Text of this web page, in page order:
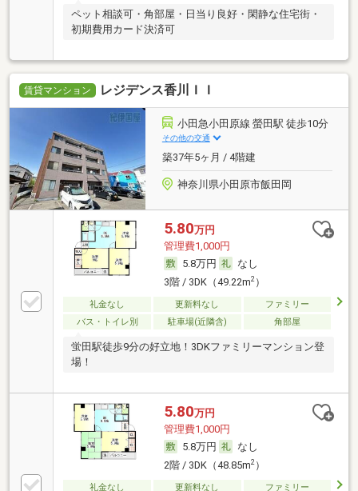
ペット相談可・角部屋・日当り良好・閑静な住宅街・
初期費用カード決済可
賃貸マンション レジデンス香川ＩＩ
小田急小田原線 螢田駅 徒歩10分
その他の交通
築37年5ヶ月 / 4階建
神奈川県小田原市飯田岡
5.80万円
管理費1,000円
5.8万円
なし
3階 / 3DK（49.22m2）
礼金なし 更新料なし
ファミリー
バス・トイレ別
駐車場(近隣含) 角部屋
蛍田駅徒歩9分の好立地！3DKファミリーマンション登
場！
5.80万円
管理費1,000円
5.8万円
なし
2階 / 3DK（48.85m2）
礼金なし 更新料なし
ファミリー